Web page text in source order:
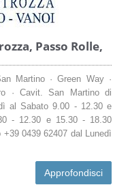
Passo Rolle,
Martino · Green Way ·
· Cavit. San Martino di
al Sabato 9.00 - 12.30 e
- 12.30 e 15.30 - 18.30
0439 62407 dal Lunedì
Approfondisci